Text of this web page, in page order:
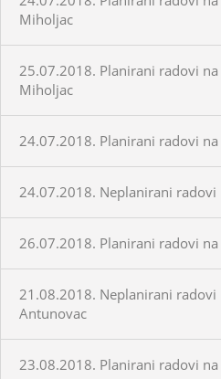
Miholjac
25.07.2018. Planirani radovi
Miholjac
24.07.2018. Planirani radovi
24.07.2018. Neplanirani
26.07.2018. Planirani radovi
21.08.2018. Neplanirani
Antunovac
23.08.2018. Planirani radovi